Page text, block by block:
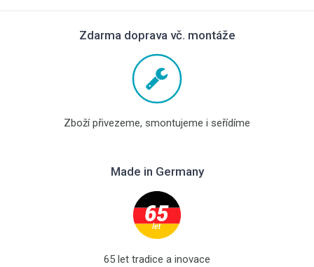
Zdarma doprava vč. montáže
Zboží přivezeme, smontujeme i seřídíme
Made in Germany
65 let tradice a inovace